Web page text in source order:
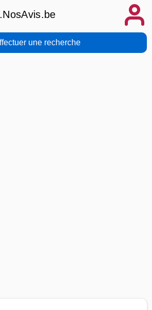
une recherche